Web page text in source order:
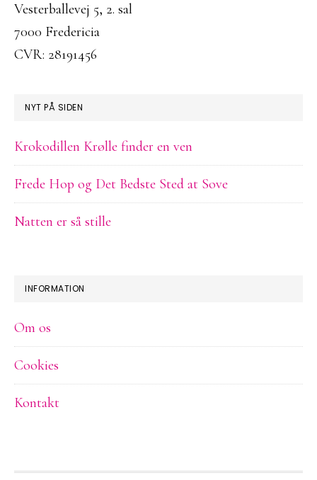
Vesterballevej 5, 2. sal
7000 Fredericia
CVR: 28191456
NYT PÅ SIDEN
Krokodillen Krølle finder en ven
Frede Hop og Det Bedste Sted at Sove
Natten er så stille
INFORMATION
Om os
Cookies
Kontakt